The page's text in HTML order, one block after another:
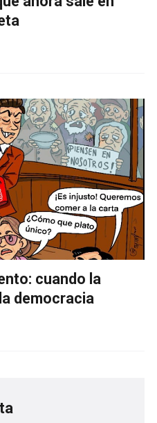
cuando la
democracia